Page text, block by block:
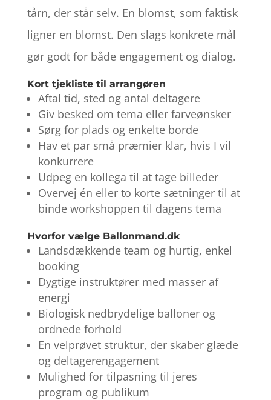
tårn, der står selv. En blomst, som faktisk
ligner en blomst. Den slags konkrete mål
gør godt for både engagement og dialog.
Kort tjekliste til arrangøren
Aftal tid, sted og antal deltagere
Giv besked om tema eller farveønsker
Sørg for plads og enkelte borde
Hav et par små præmier klar, hvis I vil
konkurrere
Udpeg en kollega til at tage billeder
Overvej én eller to korte sætninger til at
binde workshoppen til dagens tema
Hvorfor vælge Ballonmand.dk
Landsdækkende team og hurtig, enkel
booking
Dygtige instruktører med masser af
energi
Biologisk nedbrydelige balloner og
ordnede forhold
En velprøvet struktur, der skaber glæde
og deltagerengagement
Mulighed for tilpasning til jeres
program og publikum